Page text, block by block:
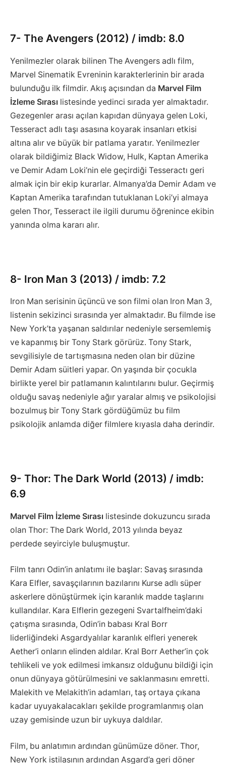
7- The Avengers (2012) / imdb: 8.0
Yenilmezler olarak bilinen The Avengers adlı film,
Marvel Sinematik Evreninin karakterlerinin bir arada
bulunduğu ilk filmdir. Akış açısından da Marvel Film
İzleme Sırası listesinde yedinci sırada yer almaktadır.
Gezegenler arası açılan kapıdan dünyaya gelen Loki,
Tesseract adlı taşı asasına koyarak insanları etkisi
altına alır ve büyük bir patlama yaratır. Yenilmezler
olarak bildiğimiz Black Widow, Hulk, Kaptan Amerika
ve Demir Adam Loki’nin ele geçirdiği Tesseractı geri
almak için bir ekip kurarlar. Almanya’da Demir Adam ve
Kaptan Amerika tarafından tutuklanan Loki’yi almaya
gelen Thor, Tesseract ile ilgili durumu öğrenince ekibin
yanında olma kararı alır.
8- Iron Man 3 (2013) / imdb: 7.2
Iron Man serisinin üçüncü ve son filmi olan Iron Man 3,
listenin sekizinci sırasında yer almaktadır. Bu filmde ise
New York’ta yaşanan saldırılar nedeniyle sersemlemiş
ve kapanmış bir Tony Stark görürüz. Tony Stark,
sevgilisiyle de tartışmasına neden olan bir düzine
Demir Adam süitleri yapar. On yaşında bir çocukla
birlikte yerel bir patlamanın kalıntılarını bulur. Geçirmiş
olduğu savaş nedeniyle ağır yaralar almış ve psikolojisi
bozulmuş bir Tony Stark gördüğümüz bu film
psikolojik anlamda diğer filmlere kıyasla daha derindir.
9- Thor: The Dark World (2013) / imdb:
6.9
Marvel Film İzleme Sırası listesinde dokuzuncu sırada
olan Thor: The Dark World, 2013 yılında beyaz
perdede seyirciyle buluşmuştur.
Film tanrı Odin’in anlatımı ile başlar: Savaş sırasında
Kara Elfler, savaşçılarının bazılarını Kurse adlı süper
askerlere dönüştürmek için karanlık madde taşlarını
kullandılar. Kara Elflerin gezegeni Svartalfheim’daki
çatışma sırasında, Odin’in babası Kral Borr
liderliğindeki Asgardyalılar karanlık elfleri yenerek
Aether’i onların elinden aldılar. Kral Borr Aether’in çok
tehlikeli ve yok edilmesi imkansız olduğunu bildiği için
onun dünyaya götürülmesini ve saklanmasını emretti.
Malekith ve Melakith’in adamları, taş ortaya çıkana
kadar uyuyakalacakları şekilde programlanmış olan
uzay gemisinde uzun bir uykuya daldılar.
Film, bu anlatımın ardından günümüze döner. Thor,
New York istilasının ardından Asgard’a geri döner